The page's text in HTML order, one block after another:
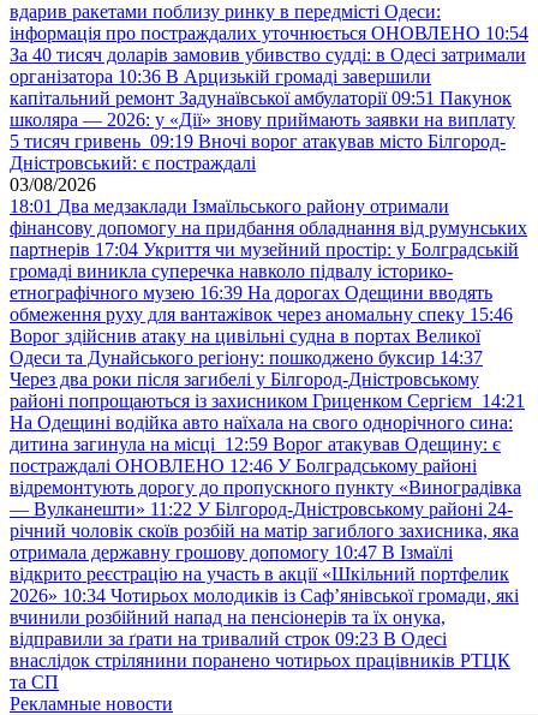
вдарив ракетами поблизу ринку в передмісті Одеси:
інформація про постраждалих уточнюється ОНОВЛЕНО 10:54
За 40 тисяч доларів замовив убивство судді: в Одесі затримали
організатора 10:36 В Арцизькій громаді завершили
капітальний ремонт Задунаївської амбулаторії 09:51 Пакунок
школяра — 2026: у «Дії» знову приймають заявки на виплату
5 тисяч гривень 09:19 Вночі ворог атакував місто Білгород-
Дністровський: є постраждалі
03/08/2026
18:01 Два медзаклади Ізмаїльського району отримали
фінансову допомогу на придбання обладнання від румунських
партнерів 17:04 Укриття чи музейний простір: у Болградській
громаді виникла суперечка навколо підвалу історико-
етнографічного музею 16:39 На дорогах Одещини вводять
обмеження руху для вантажівок через аномальну спеку 15:46
Ворог здійснив атаку на цивільні судна в портах Великої
Одеси та Дунайського регіону: пошкоджено буксир 14:37
Через два роки після загибелі у Білгород-Дністровському
районі попрощаються із захисником Гриценком Сергієм 14:21
На Одещині водійка авто наїхала на свого однорічного сина:
дитина загинула на місці 12:59 Ворог атакував Одещину: є
постраждалі ОНОВЛЕНО 12:46 У Болградському районі
відремонтують дорогу до пропускного пункту «Виноградівка
— Вулканешти» 11:22 У Білгород-Дністровському районі 24-
річний чоловік скоїв розбій на матір загиблого захисника, яка
отримала державну грошову допомогу 10:47 В Ізмаїлі
відкрито реєстрацію на участь в акції «Шкільний портфелик
2026» 10:34 Чотирьох молодиків із Саф’янівської громади, які
вчинили розбійний напад на пенсіонерів та їх онука,
відправили за ґрати на тривалий строк 09:23 В Одесі
внаслідок стрілянини поранено чотирьох працівників РТЦК
та СП
Рекламные новости